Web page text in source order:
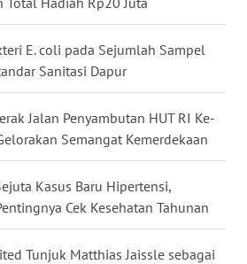
E. coli pada Sejumlah Sampel
Sanitasi Dapur
Jalan Penyambutan HUT RI Ke-
Semangat Kemerdekaan
Kasus Baru Hipertensi,
Cek Kesehatan Tahunan
Tunjuk Matthias Jaissle sebagai